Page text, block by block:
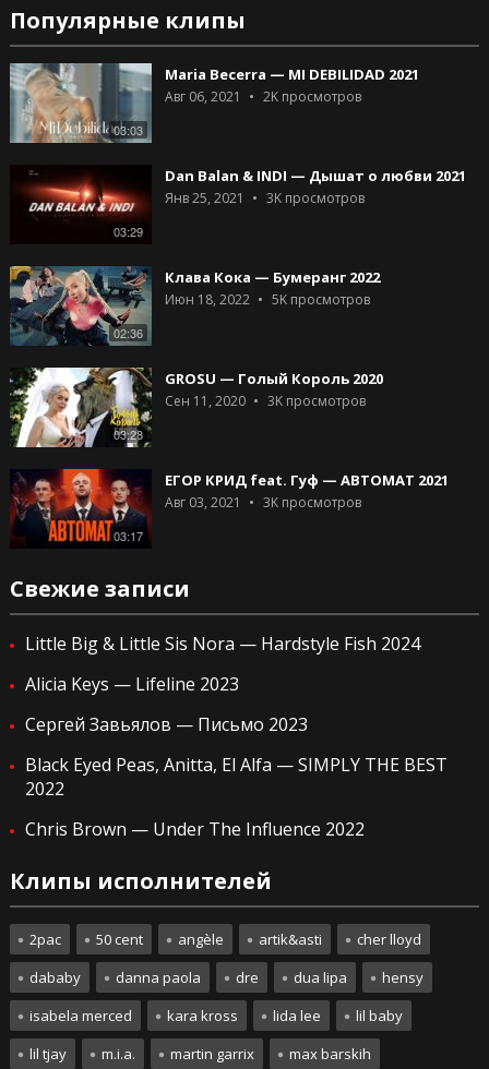
Популярные клипы
03:03
Maria Becerra — MI DEBILIDAD 2021
Авг 06, 2021 2Kпросмотров
03:29
Dan Balan & INDI — Дышат о любви 2021
Янв 25, 2021 3Kпросмотров
02:36
Клава Кока — Бумеранг 2022
Июн 18, 2022 5Kпросмотров
03:28
GROSU — Голый Король 2020
Сен 11, 2020 3Kпросмотров
03:17
ЕГОР КРИД feat. Гуф — АВТОМАТ 2021
Авг 03, 2021 3Kпросмотров
Свежие записи
Little Big & Little Sis Nora — Hardstyle Fish 2024
Alicia Keys — Lifeline 2023
Сергей Завьялов — Письмо 2023
Black Eyed Peas, Anitta, El Alfa — SIMPLY THE BEST
2022
Chris Brown — Under The Influence 2022
Клипы исполнителей
2pac 50 cent angèle artik&asti
cher lloyd
dababy
danna paola dre dua lipa
hensy
isabela merced
kara kross lida lee
lil baby
lil tjay
m.i.a. martin garrix max barskih